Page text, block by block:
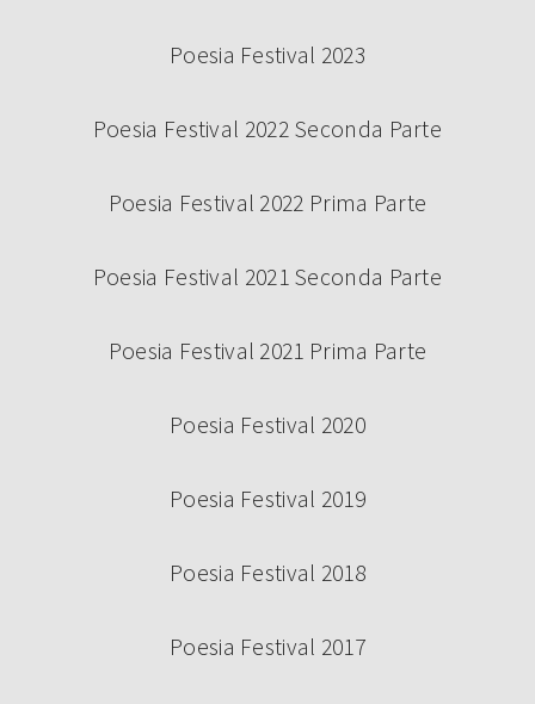
Poesia Festival 2023
Poesia Festival 2022 Seconda Parte
Poesia Festival 2022 Prima Parte
Poesia Festival 2021 Seconda Parte
Poesia Festival 2021 Prima Parte
Poesia Festival 2020
Poesia Festival 2019
Poesia Festival 2018
Poesia Festival 2017